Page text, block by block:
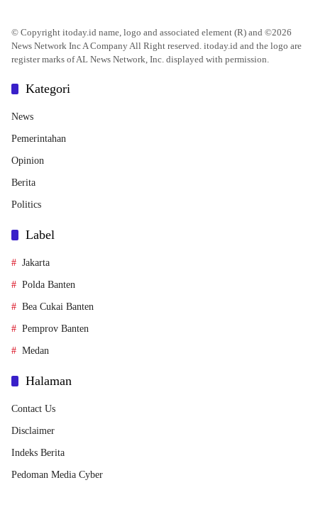
© Copyright itoday.id name, logo and associated element (R) and ©2026
News Network Inc A Company All Right reserved. itoday.id and the logo are
register marks of AL News Network, Inc. displayed with permission.
Kategori
News
Pemerintahan
Opinion
Berita
Politics
Label
Jakarta
Polda Banten
Bea Cukai Banten
Pemprov Banten
Medan
Halaman
Contact Us
Disclaimer
Indeks Berita
Pedoman Media Cyber